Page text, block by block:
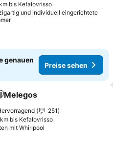
bis Kefalovrisso
und individuell eingerichtete
genauen
Preise sehen
Favoriten hinzufügen
Melegos
251
bis Kefalovrisso
mit Whirlpool